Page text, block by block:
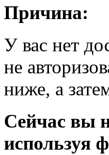
Причина:
У вас нет
не
ниже, а
Сейчас вы
используя